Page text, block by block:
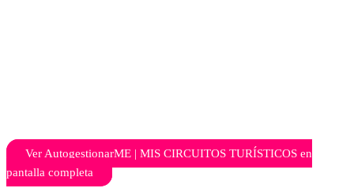
Ver AutogestionarME | MIS CIRCUITOS TURÍSTICOS en
pantalla completa